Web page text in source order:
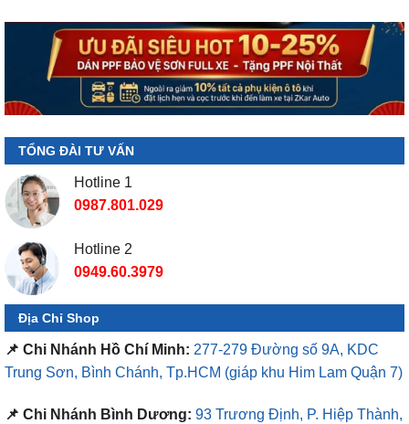
TỔNG ĐÀI TƯ VẤN
Hotline 1
0987.801.029
Hotline 2
0949.60.3979
Địa Chỉ Shop
📌 Chi Nhánh Hồ Chí Minh: 277-279 Đường số 9A, KDC
Trung Sơn, Bình Chánh, Tp.HCM (giáp khu Him Lam Quận 7)
📌 Chi Nhánh Bình Dương: 93 Trương Định, P. Hiệp Thành,